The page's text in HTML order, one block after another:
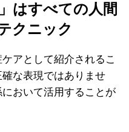
はすべての人間
クニック
アとして紹介されるこ
な表現ではありませ
おいて活用することが